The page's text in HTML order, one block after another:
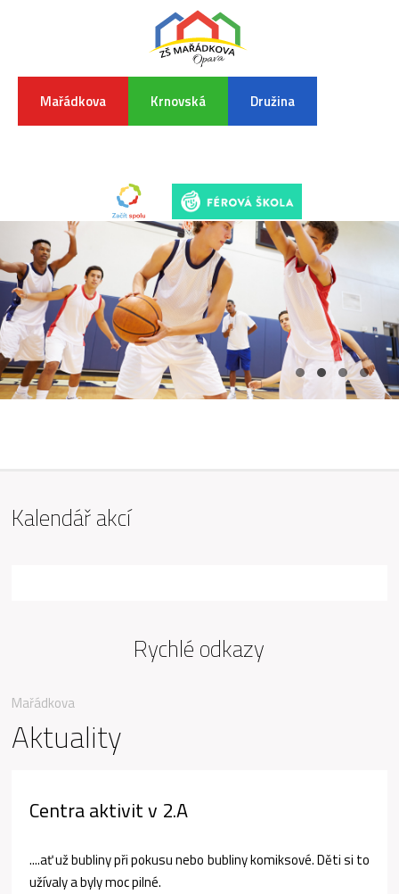
Mařádkova Krnovská Družina
Mařádkova
Aktuality
Centra aktivit v 2.A
....ať už bubliny při pokusu nebo bubliny komiksové. Děti si to
užívaly a byly moc pilné.
Kalendář akcí
Rychlé odkazy